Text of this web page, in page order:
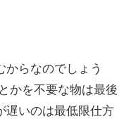
からなのでしょう
かを不要な物は最後
遅いのは最低限仕方